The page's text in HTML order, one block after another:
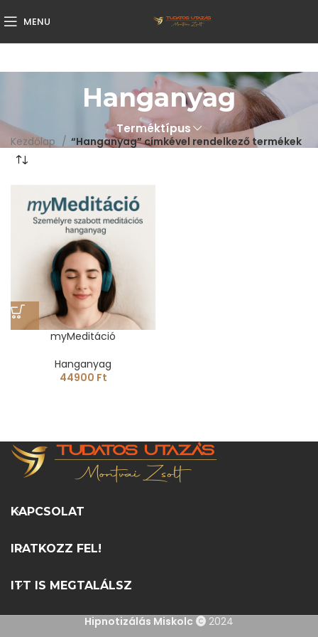
MENU
Hanganyag
Terméktípus
Kezdőlap “Hanganyag” címkével rendelkező termékek
myMeditáció
Hanganyag
44900 Ft
KAPCSOLAT
IRATKOZZ FEL!
ITT IS MEGTALÁLSZ
Hipnotizálás Miskolc 2024